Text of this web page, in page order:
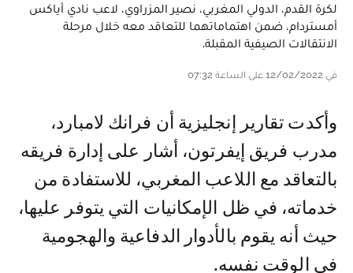
لكرة القدم، الدولي المغربي، نصير المزراوي، لاعب نادي أياكس
أمستردام، ضمن اهتماماتهما للتعاقد معه خلال مرحلة
الانتقالات الصيفية المقبلة.
في 12/02/2022 على الساعة 07:32
وأكدت تقارير إنجليزية أن فرانك لامبارد،
مدرب فريق إيفرتون، أشار على إدارة فريقه
بالتعاقد مع اللاعب المغربي، للاستفادة من
خدماته، في ظل الإمكانيات التي يتوفر عليها،
حيث أنه يقوم بالأدوار الدفاعية والهجومية
في الوقت نفسه.